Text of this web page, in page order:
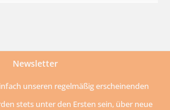
Newsletter
unseren regelmäßig erscheinenden
stets unter den Ersten sein, über neue